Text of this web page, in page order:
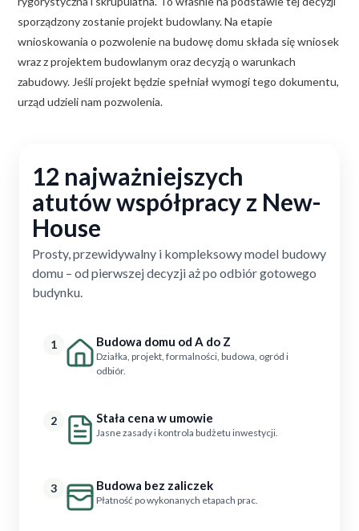
sporządzony zostanie projekt budowlany. Na etapie
wnioskowania o pozwolenie na budowę domu składa się wniosek
wraz z projektem budowlanym oraz decyzją o warunkach
zabudowy. Jeśli projekt będzie spełniał wymogi tego dokumentu,
urząd udzieli nam pozwolenia.
12 najważniejszych
atutów współpracy z New-
House
Prosty, przewidywalny i kompleksowy model budowy
domu – od pierwszej decyzji aż po odbiór gotowego
budynku.
1 Budowa domu od A do Z
Działka, projekt, formalności, budowa, ogród i
odbiór.
2 Stała cena w umowie
Jasne zasady i kontrola budżetu inwestycji.
3 Budowa bez zaliczek
Płatność po wykonanych etapach prac.